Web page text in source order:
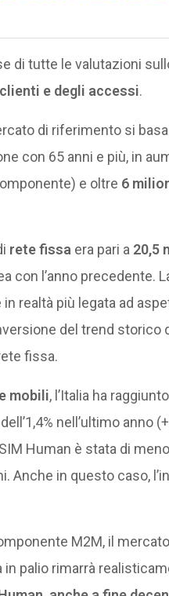
di tutte le valutazioni
e degli accessi.
di riferimento si
con 65 anni e più, in
e oltre 6
rete fissa era pari a 20,5
con l’anno precedente.
realtà più legata ad
del trend storico
fissa.
mobili, l’Italia ha raggiunto
nell’ultimo anno
Human è stata di
Anche in questo caso,
M2M, il
palio rimarrà